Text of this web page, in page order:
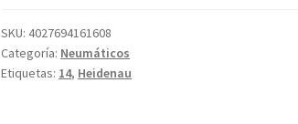
(M+S)
110/80
-
SKU:4027694161608
Categoría: Neumáticos
Etiquetas: 14, Heidenau